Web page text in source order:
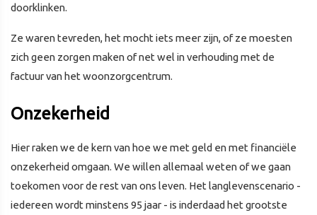
doorklinken.
Ze waren tevreden, het mocht iets meer zijn, of ze moesten
zich geen zorgen maken of net wel in verhouding met de
factuur van het woonzorgcentrum.
Onzekerheid
Hier raken we de kern van hoe we met geld en met financiële
onzekerheid omgaan. We willen allemaal weten of we gaan
toekomen voor de rest van ons leven. Het langlevenscenario -
iedereen wordt minstens 95 jaar - is inderdaad het grootste